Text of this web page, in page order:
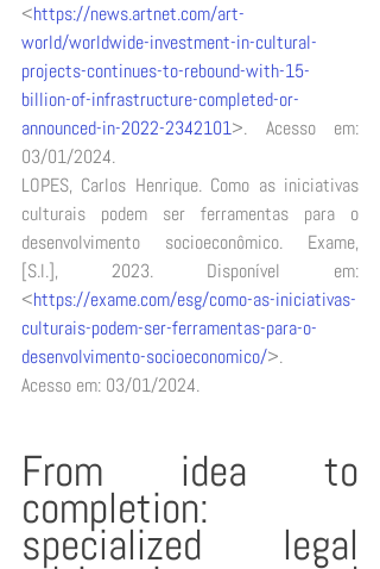
<https://news.artnet.com/art-
world/worldwide-investment-in-cultural-
projects-continues-to-rebound-with-15-
billion-of-infrastructure-completed-or-
announced-in-2022-2342101>. Acesso em:
03/01/2024.
LOPES, Carlos Henrique. Como as iniciativas
culturais podem ser ferramentas para o
desenvolvimento socioeconômico. Exame,
[S.l.], 2023. Disponível em:
<https://exame.com/esg/como-as-iniciativas-
culturais-podem-ser-ferramentas-para-o-
desenvolvimento-socioeconomico/>.
Acesso em: 03/01/2024.
From idea to
completion:
specialized legal